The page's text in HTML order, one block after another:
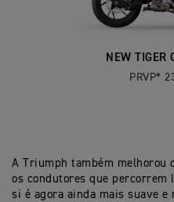
NEW TIGER
PRVP*
A Triumph também melhorou
os condutores que percorrem
si é agora ainda mais suave e